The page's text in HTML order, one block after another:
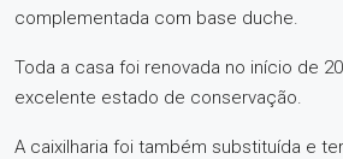
complementada com base duche.
Toda a casa foi renovada no início de
excelente estado de conservação.
A caixilharia foi também substituída e